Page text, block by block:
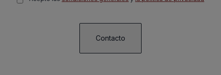
Contacto